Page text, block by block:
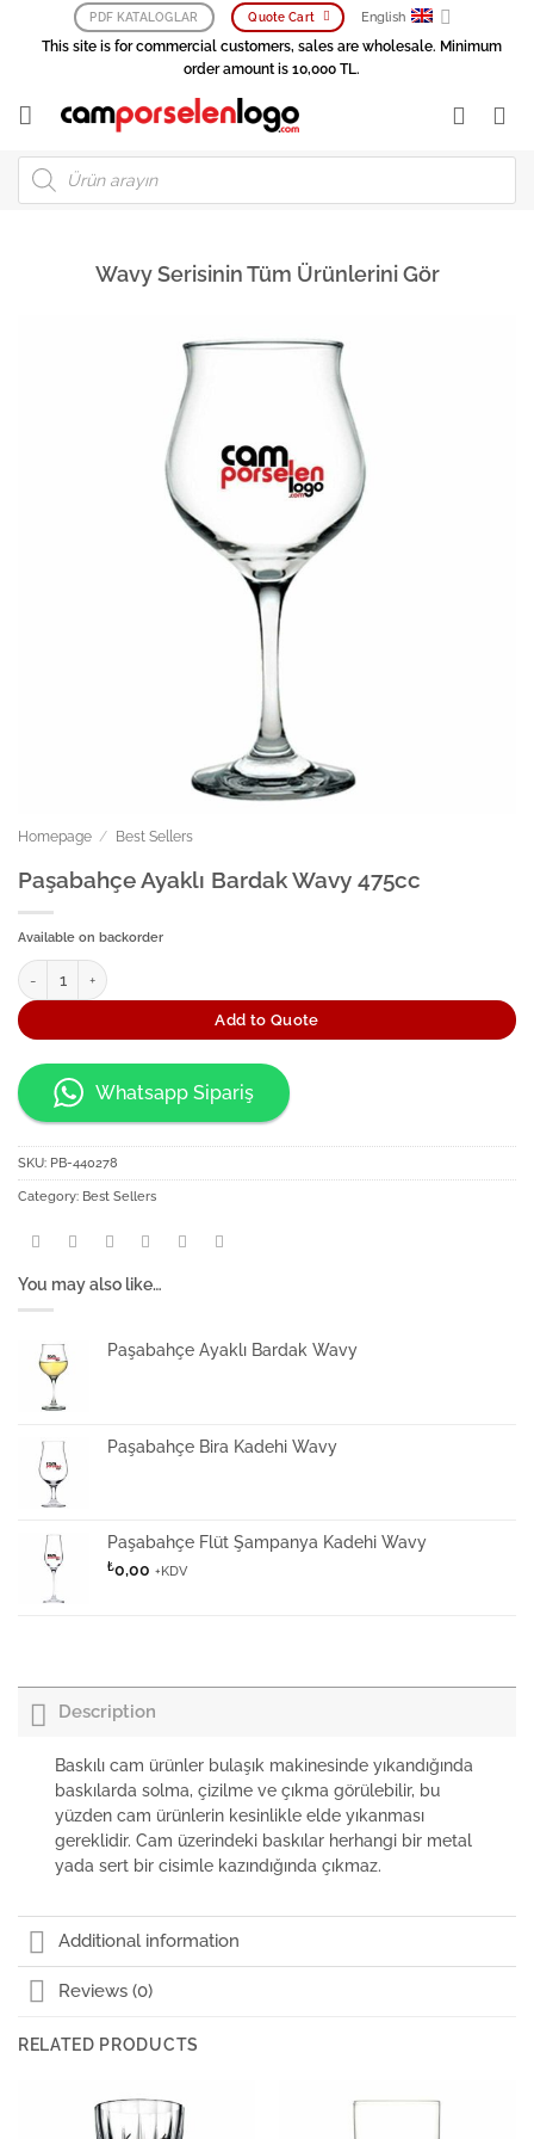
PDF KATALOGLAR Quote Cart English
This site is for commercial customers, sales are wholesale. Minimum
order amount is 10,000 TL.
Products
search
Wavy Serisinin Tüm Ürünlerini Gör
Homepage / Best Sellers
Paşabahçe Ayaklı Bardak Wavy 475cc
Available on backorder
Paşabahçe Ayaklı Bardak Wavy 475cc quantity
Add to Quote
Whatsapp Sipariş
SKU: PB-440278
Category: Best Sellers
You may also like…
Paşabahçe Ayaklı Bardak Wavy
Paşabahçe Bira Kadehi Wavy
Paşabahçe Flüt Şampanya Kadehi Wavy
₺0,00 +KDV
Description
Baskılı cam ürünler bulaşık makinesinde yıkandığında
baskılarda solma, çizilme ve çıkma görülebilir, bu
yüzden cam ürünlerin kesinlikle elde yıkanması
gereklidir. Cam üzerindeki baskılar herhangi bir metal
yada sert bir cisimle kazındığında çıkmaz.
Additional information
Reviews (0)
RELATED PRODUCTS